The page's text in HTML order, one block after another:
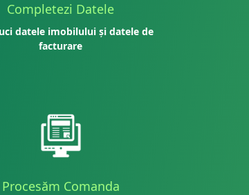
Completezi Datele
datele imobilului și datele de
facturare
Procesăm Comanda